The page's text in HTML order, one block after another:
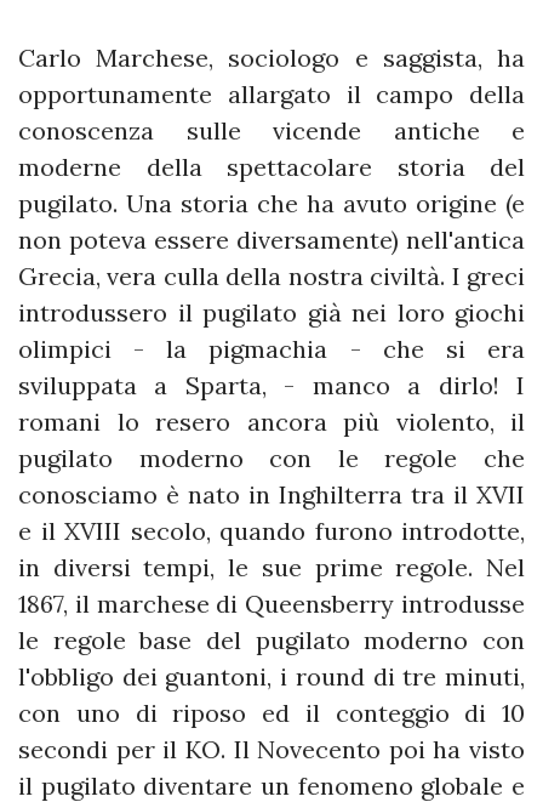
Carlo Marchese, sociologo e saggista, ha
opportunamente allargato il campo della
conoscenza sulle vicende antiche e
moderne della spettacolare storia del
pugilato. Una storia che ha avuto origine (e
non poteva essere diversamente) nell'antica
Grecia, vera culla della nostra civiltà. I greci
introdussero il pugilato già nei loro giochi
olimpici - la pigmachia - che si era
sviluppata a Sparta, - manco a dirlo! I
romani lo resero ancora più violento, il
pugilato moderno con le regole che
conosciamo è nato in Inghilterra tra il XVII
e il XVIII secolo, quando furono introdotte,
in diversi tempi, le sue prime regole. Nel
1867, il marchese di Queensberry introdusse
le regole base del pugilato moderno con
l'obbligo dei guantoni, i round di tre minuti,
con uno di riposo ed il conteggio di 10
secondi per il KO. Il Novecento poi ha visto
il pugilato diventare un fenomeno globale e